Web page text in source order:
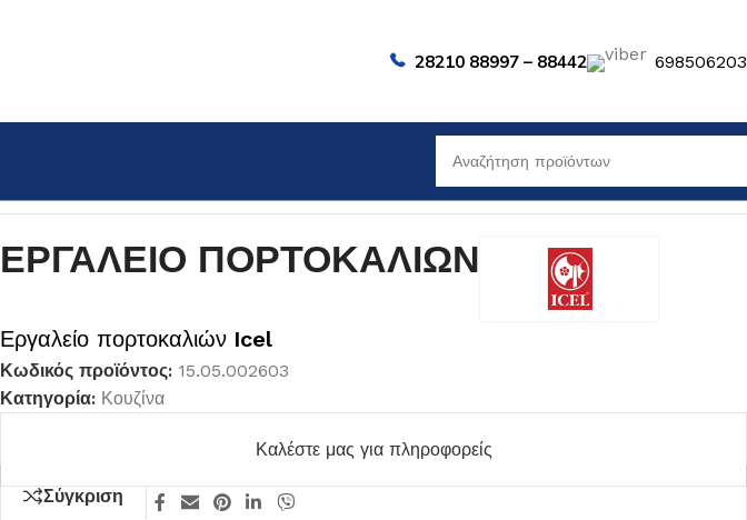
28210 88997 – 88442
ΕΡΓΑΛΕΙΟ ΠΟΡΤΟΚΑΛΙΩΝ
Εργαλείο πορτοκαλιών Icel
Κωδικός προϊόντος: 15.05.002603
Κατηγορία: Κουζίνα
Καλέστε μας για πληροφορείς
Σύγκριση